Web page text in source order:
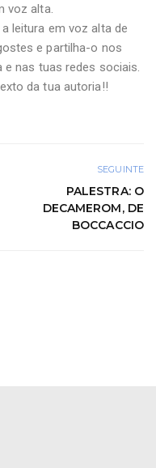
voz alta.
leitura em voz alta de
e partilha-o nos
nas tuas redes sociais.
da tua autoria!!
SEGUINTE
PALESTRA: O
DECAMEROM, DE
BOCCACCIO